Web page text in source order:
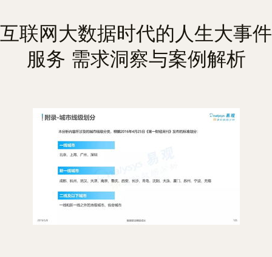
互联网大数据时代的人生大事件
服务 需求洞察与案例解析